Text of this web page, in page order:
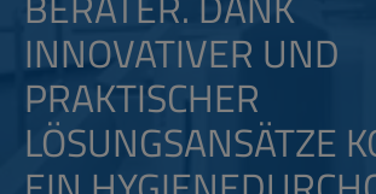
NNOVATIVER UND P
RAKTISCHER L
ÖSUNGSANSÄTZE